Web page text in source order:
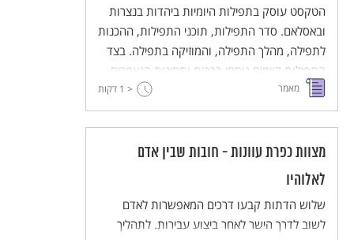
הטקסט עוסק בתפילות היומיות ביהדות בנצרות
ובאסלאם. סדר התפילות, תוכני התפילות, ההכנות
לתפילה, מהלך התפילה, והמוזיקה בתפילה. בצד
התפילות קיימים נוסחי ברכות ותחינות הנאמרים
בהזדמנויות שונות.
מאמר < 1 דקות
מצוות כפרת עוונות - חובות שבין אדם
לאלוהיו
שלוש הדתות קבעו דרכים המאפשרות לאדם
לשוב לדרך הישר לאחר ביצוע עבירות. לתהליך